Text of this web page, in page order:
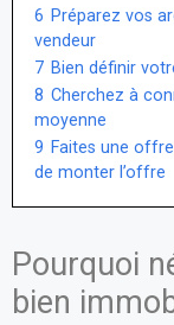
6 Préparez vos
vendeur
7 Bien définir
8 Cherchez à
moyenne
9 Faites une
de monter l’offre
Pourquoi
bien